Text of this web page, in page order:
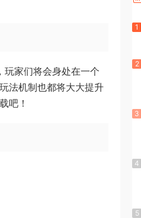
玩家们将会身处在一个
法机制也都将大大提升
吧！
1
2
3
4
5